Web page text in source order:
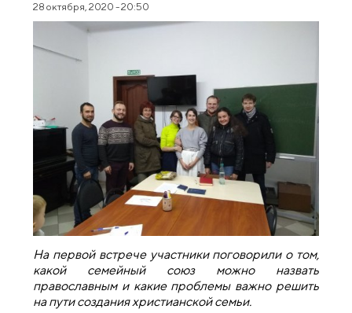
28 октября, 2020 - 20:50
На первой встрече участники поговорили о том,
какой семейный союз можно назвать
православным и какие проблемы важно решить
на пути создания христианской семьи.